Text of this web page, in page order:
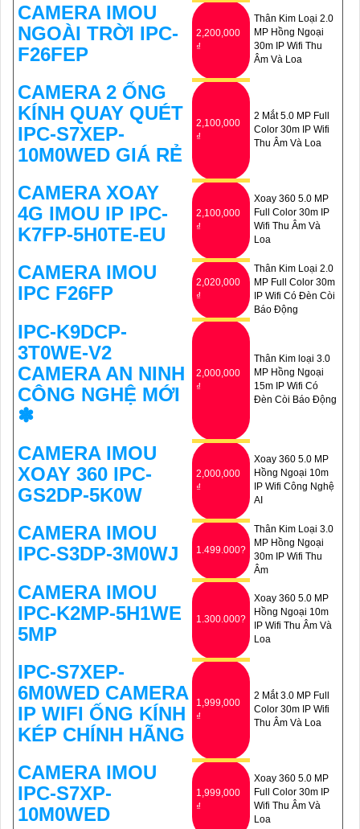
CAMERA IMOU
NGOÀI TRỜI IPC-
F26FEP
2,200,000
₫
Thân Kim Loại 2.0
MP Hồng Ngoại
30m IP Wifi Thu
Âm Và Loa
CAMERA 2 ỐNG
KÍNH QUAY QUÉT
IPC-S7XEP-
10M0WED GIÁ RẺ
2,100,000
₫
2 Mắt 5.0 MP Full
Color 30m IP Wifi
Thu Âm Và Loa
CAMERA XOAY
4G IMOU IP IPC-
K7FP-5H0TE-EU
2,100,000
₫
Xoay 360 5.0 MP
Full Color 30m IP
Wifi Thu Âm Và
Loa
CAMERA IMOU
IPC F26FP
2,020,000
₫
Thân Kim Loại 2.0
MP Full Color 30m
IP Wifi Có Đèn Còi
Báo Động
IPC-K9DCP-
3T0WE-V2
CAMERA AN NINH
CÔNG NGHỆ MỚI
✽
2,000,000
₫
Thân Kim loại 3.0
MP Hồng Ngoại
15m IP Wifi Có
Ðèn Còi Báo Động
CAMERA IMOU
XOAY 360 IPC-
GS2DP-5K0W
2,000,000
₫
Xoay 360 5.0 MP
Hồng Ngoại 10m
IP Wifi Công Nghệ
AI
CAMERA IMOU
IPC-S3DP-3M0WJ
1.499.000?
Thân Kim Loại 3.0
MP Hồng Ngoại
30m IP Wifi Thu
Âm
CAMERA IMOU
IPC-K2MP-5H1WE
5MP
1.300.000?
Xoay 360 5.0 MP
Hồng Ngoại 10m
IP Wifi Thu Âm Và
Loa
IPC-S7XEP-
6M0WED CAMERA
IP WIFI ỐNG KÍNH
KÉP CHÍNH HÃNG
1,999,000
₫
2 Mắt 3.0 MP Full
Color 30m IP Wifi
Thu Âm Và Loa
CAMERA IMOU
IPC-S7XP-
10M0WED
1,999,000
₫
Xoay 360 5.0 MP
Full Color 30m IP
Wifi Thu Âm Và
Loa